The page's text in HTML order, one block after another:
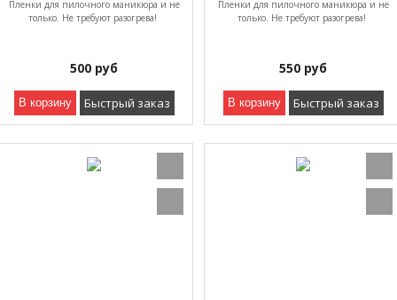
Пленки для пилочного маникюра и не
только. Не требуют разогрева!
500 руб
В корзину Быстрый заказ
Пленки для пилочного маникюра и не
только. Не требуют разогрева!
550 руб
В корзину Быстрый заказ